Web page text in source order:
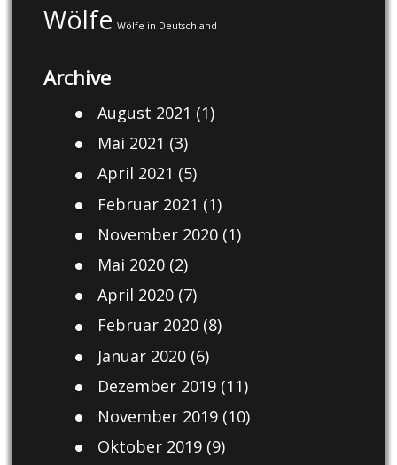
Wölfe Wölfe in Deutschland
Archive
August 2021 (1)
Mai 2021 (3)
April 2021 (5)
Februar 2021 (1)
November 2020(1)
Mai 2020(2)
April 2020(7)
Februar 2020(8)
Januar 2020(6)
Dezember 2019(11)
November 2019(10)
Oktober 2019(9)